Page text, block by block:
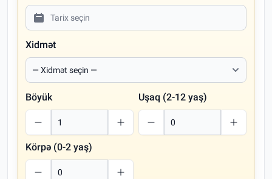
Xidmət
Böyük Uşaq (2-12 yaş)
Körpə (0-2 yaş)